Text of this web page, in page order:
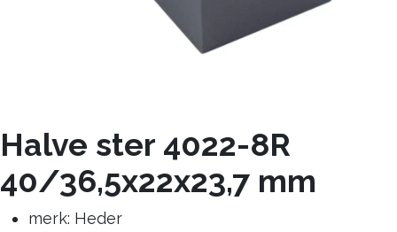
Halve ster 4022-8R
40/36,5x22x23,7 mm
merk: Heder